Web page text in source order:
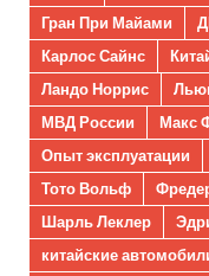
Гран При Майами
Карлос Сайнс
Ландо Норрис
МВД России
Макс
Опыт эксплуатации
Тото Вольф
Шарль Леклер
китайские